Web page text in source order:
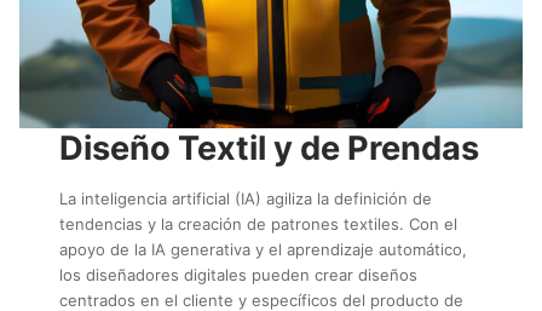
Diseño Textil y de Prendas
La inteligencia artificial (IA) agiliza la definición de
tendencias y la creación de patrones textiles. Con el
apoyo de la IA generativa y el aprendizaje automático,
los diseñadores digitales pueden crear diseños
centrados en el cliente y específicos del producto de